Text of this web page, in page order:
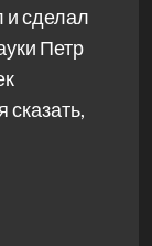
сделал
Петр
сказать,